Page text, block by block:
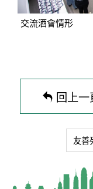
交流酒會情形
回上一
友善